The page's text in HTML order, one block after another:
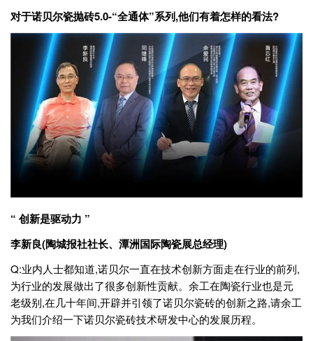
对于诺贝尔瓷抛砖5.0-“全通体”系列,他们有着怎样的看法?
“ 创新是驱动力 ”
李新良(陶城报社社长、潭洲国际陶瓷展总经理)
Q:业内人士都知道,诺贝尔一直在技术创新方面走在行业的前列,
为行业的发展做出了很多创新性贡献。余工在陶瓷行业也是元
老级别,在几十年间,开辟并引领了诺贝尔瓷砖的创新之路,请余工
为我们介绍一下诺贝尔瓷砖技术研发中心的发展历程。